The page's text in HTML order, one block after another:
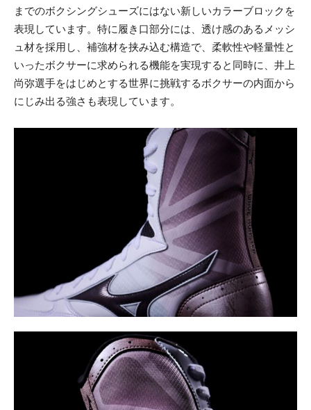
までのボクシングシューズにはない新しいカラーブロックを
表現しています。特に履き口部分には、透け感のあるメッシ
ュ材を採用し、補強材を挟み込む構造で、柔軟性や軽量性と
いったボクサーに求められる機能を実現すると同時に、井上
尚弥選手をはじめとする世界に挑戦するボクサーの内面から
にじみ出る強さも表現しています。